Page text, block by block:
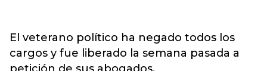
El veterano político ha negado todos los
cargos y fue liberado la semana pasada a